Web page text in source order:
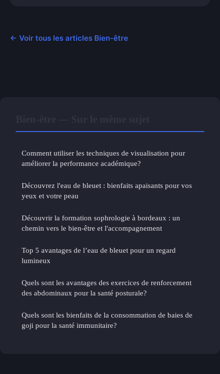
← Voir tous les articles Bien-être
Comment utiliser les techniques de visualisation pour
améliorer la performance académique?
Découvrez l'eau de bleuet : bienfaits apaisants pour vos
yeux et votre peau
Découvrir la formation sophrologie à bordeaux : un
chemin vers le bien-être et l'accompagnement
Top 5 avantages de l’eau de bleuet pour un regard
lumineux
Quels sont les avantages des exercices de renforcement
des abdominaux pour la santé posturale?
Quels sont les bienfaits de la consommation de baies de
goji pour la santé immunitaire?